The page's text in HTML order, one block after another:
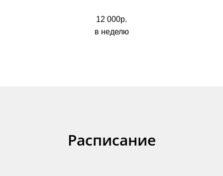
12 000р.
в неделю
Расписание